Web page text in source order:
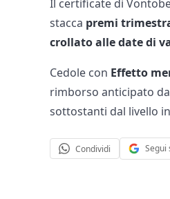
Il certificate di
stacca premi
crollato alle date di
Cedole con Effetto
rimborso anticipato
sottostanti dal livello
Condividi Segui